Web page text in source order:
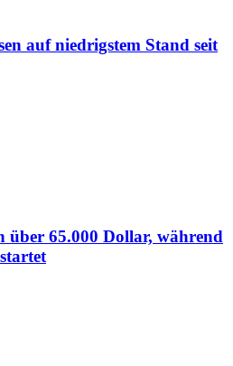
auf niedrigstem Stand seit
65.000 Dollar, während